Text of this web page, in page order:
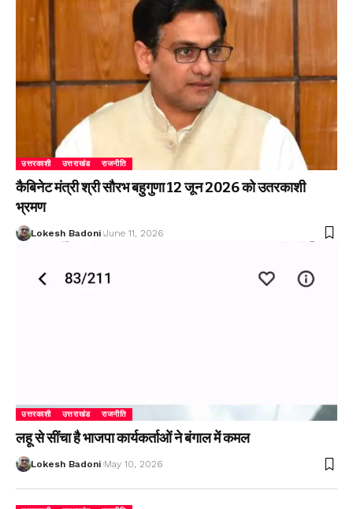
उत्तरकाशी उत्तराखंड राजनीति
कैबिनेट मंत्री श्री सौरभ बहुगुणा 12 जून 2026 को उतरकाशी
भ्रमण
Lokesh Badoni June 11, 2026
उत्तरकाशी उत्तराखंड राजनीति
लहू से सींचा है भाजपा कार्यकर्ताओं ने बंगाल में कमल
Lokesh Badoni May 10, 2026